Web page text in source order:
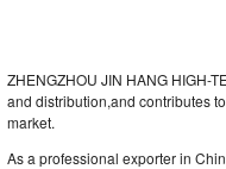
ZHENGZHOU JIN HANG HIGH-
and distribution,and contributes
market.
As a professional exporter in